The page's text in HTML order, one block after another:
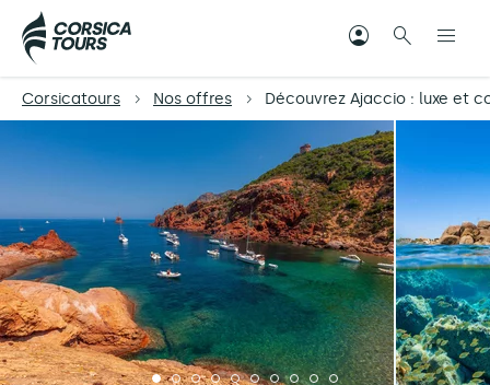
Corsicatours Nos offres Découvrez Ajaccio : luxe et